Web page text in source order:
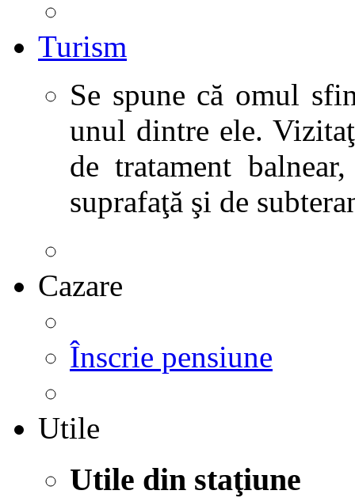
Turism
Se spune că omul
unul dintre ele.
de tratament
suprafaţă şi de
Cazare
Înscrie pensiune
Utile
Utile din staţiune